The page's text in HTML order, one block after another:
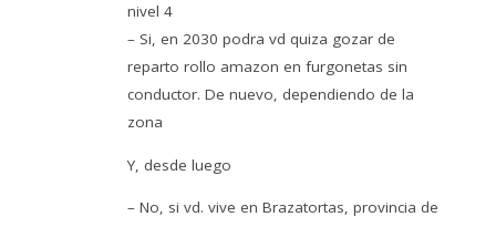
nivel 4
– Si, en 2030 podra vd quiza gozar de
reparto rollo amazon en furgonetas sin
conductor. De nuevo, dependiendo de la
zona
Y, desde luego
– No, si vd. vive en Brazatortas, provincia de